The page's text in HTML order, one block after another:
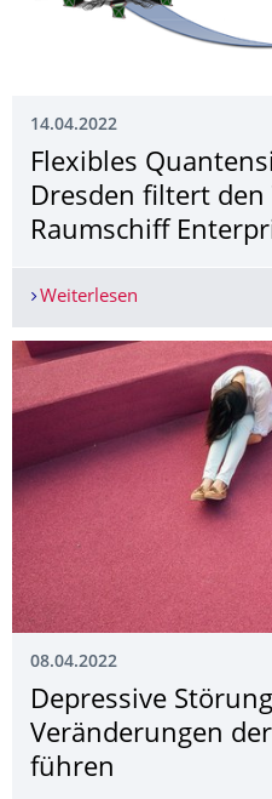
14.04.2022
Flexibles
Dresden filtert den
Raumschiff
Weiterlesen
08.04.2022
Depressive
Veränderungen
führen